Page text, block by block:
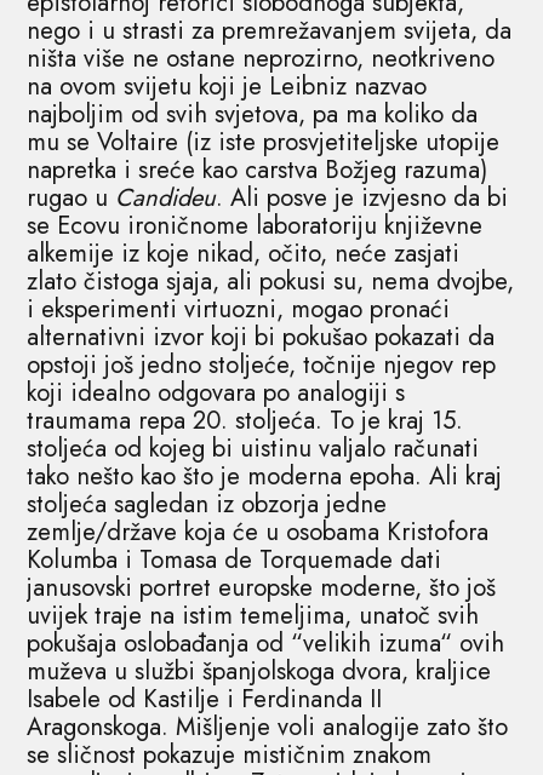
nego i u strasti za premrežavanjem svijeta, da
ništa više ne ostane neprozirno, neotkriveno
na ovom svijetu koji je Leibniz nazvao
najboljim od svih svjetova, pa ma koliko da
mu se Voltaire (iz iste prosvjetiteljske utopije
napretka i sreće kao carstva Božjeg razuma)
rugao u Candideu. Ali posve je izvjesno da bi
se Ecovu ironičnome laboratoriju književne
alkemije iz koje nikad, očito, neće zasjati
zlato čistoga sjaja, ali pokusi su, nema dvojbe,
i eksperimenti virtuozni, mogao pronaći
alternativni izvor koji bi pokušao pokazati da
opstoji još jedno stoljeće, točnije njegov rep
koji idealno odgovara po analogiji s
traumama repa 20. stoljeća. To je kraj 15.
stoljeća od kojeg bi uistinu valjalo računati
tako nešto kao što je moderna epoha. Ali kraj
stoljeća sagledan iz obzorja jedne
zemlje/države koja će u osobama Kristofora
Kolumba i Tomasa de Torquemade dati
janusovski portret europske moderne, što još
uvijek traje na istim temeljima, unatoč svih
pokušaja oslobađanja od “velikih izuma“ ovih
muževa u službi španjolskoga dvora, kraljice
Isabele od Kastilje i Ferdinanda II
Aragonskoga. Mišljenje voli analogije zato što
se sličnost pokazuje mističnim znakom